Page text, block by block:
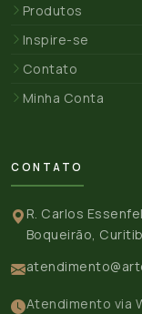
Produtos
Inspire-se
Contato
Minha Conta
CONTATO
R. Carlos
Boqueirão,
Atendimento via